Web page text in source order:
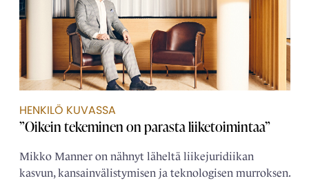
HENKILÖ KUVASSA
”Oikein tekeminen on parasta liiketoimintaa”
Mikko Manner on nähnyt läheltä liikejuridiikan
kasvun, kansainvälistymisen ja teknologisen murroksen.